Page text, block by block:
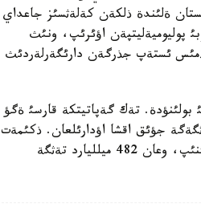
ةلئندة ذلكةن كةلةثسئز جاعداي
پوليوميةليتپةن اؤئرئپ، ونئث
ئستةپ جذرگةن دارئگةرلةردئث
بولئنؤدة. تةك گةپاتيتكة قارسئ ةگؤ
بولئنسة، تذماؤ اؤرؤئنا دا 600 ميلليون تةثگةگة جؤئق اقشا اؤدارئلعان. ذكئمةت
تاراپئنان 2005-2010- جئلدارعا ارنالعان «تازا سؤ» باعدارلاماسئ قولعا الئنئپ، وعان 482 ميلليارد تةثگة